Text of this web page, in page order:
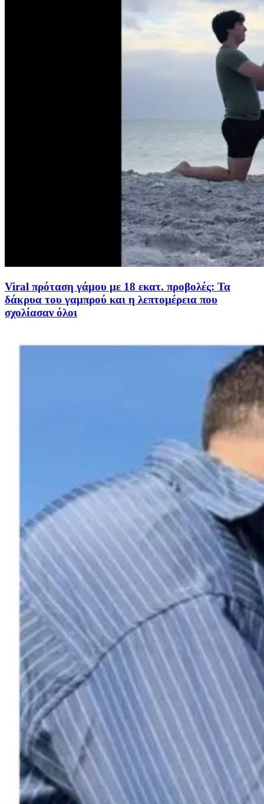
Viral πρόταση γάμου με 18 εκατ. προβολές: Τα
δάκρυα του γαμπρού και η λεπτομέρεια που
σχολίασαν όλοι